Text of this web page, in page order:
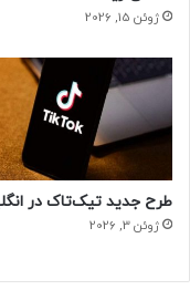
ژوئن 15, 2026
طرح جدید تیک‌تاک در
ژوئن 3, 2026